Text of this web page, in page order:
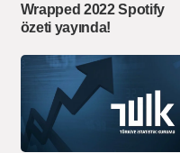
Wrapped 2022 Spotify
özeti yayında!